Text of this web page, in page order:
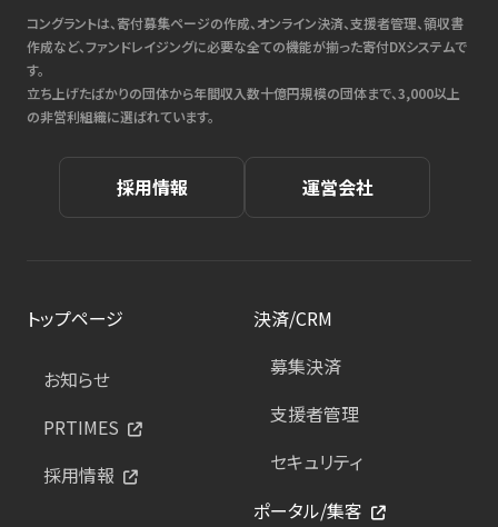
コングラントは、寄付募集ページの作成、オンライン決済、支援者管理、領収書
作成など、ファンドレイジングに必要な全ての機能が揃った寄付DXシステムで
す。
立ち上げたばかりの団体から年間収入数十億円規模の団体まで、3,000以上
の非営利組織に選ばれています。
採用情報 運営会社
トップページ
お知らせ
PRTIMES
採用情報
決済/CRM
募集決済
支援者管理
セキュリティ
ポータル/集客